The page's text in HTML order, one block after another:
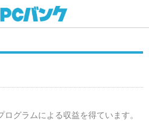
グラムによる収益を得ています。